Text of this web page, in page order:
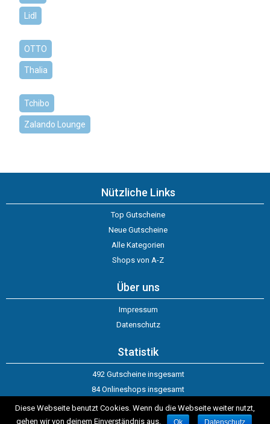
Lidl
OTTO
Thalia
Tchibo
Zalando Lounge
Nützliche Links
Top Gutscheine
Neue Gutscheine
Alle Kategorien
Shops von A-Z
Über uns
Impressum
Datenschutz
Statistik
492 Gutscheine insgesamt
84 Onlineshops insgesamt
Letzte Aktualisierung: 08.08.2026
Diese Webseite benutzt Cookies. Wenn du die Webseite weiter nutzt,
gehen wir von deinem Einverständnis aus.
Ok Datenschutz